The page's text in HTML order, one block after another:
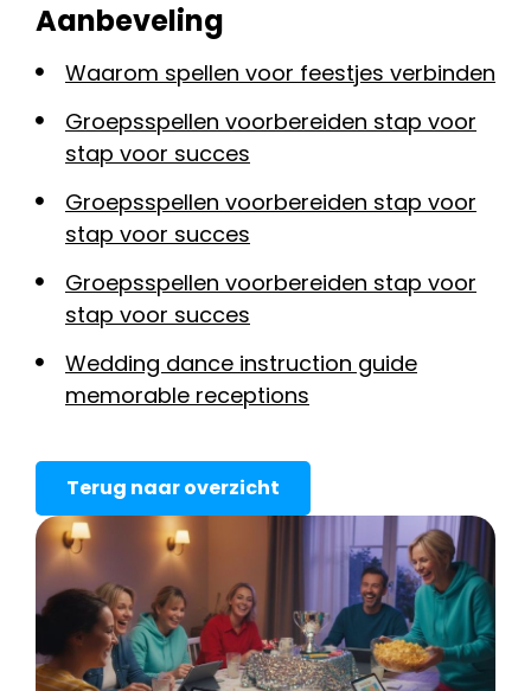
Aanbeveling
Waarom spellen voor feestjes verbinden
Groepsspellen voorbereiden stap voor
stap voor succes
Groepsspellen voorbereiden stap voor
stap voor succes
Groepsspellen voorbereiden stap voor
stap voor succes
Wedding dance instruction guide
memorable receptions
Terug naar overzicht